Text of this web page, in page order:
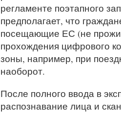
регламенте поэтапного
предполагает, что
посещающие ЕС (не
прохождения цифрового
зоны, например, при
наоборот.
После полного ввода в
распознавание лица и